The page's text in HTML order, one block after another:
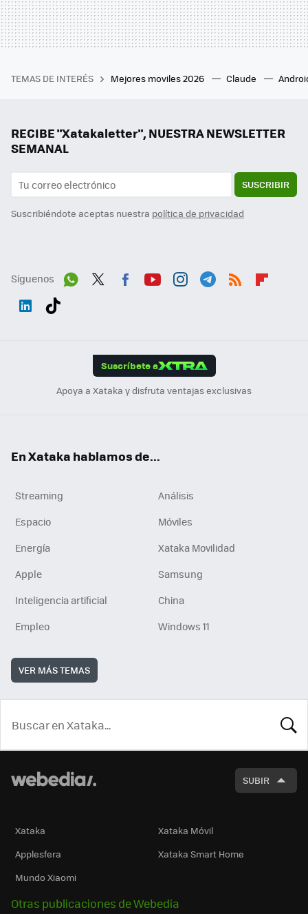
TEMAS DE INTERÉS Mejores moviles 2026 Claude
RECIBE "Xatakaletter", NUESTRA NEWSLETTER
SEMANAL
SUSCRIBIR
Suscribiéndote aceptas nuestra política de privacidad
Síguenos
Suscríbete a
Apoya a Xataka y disfruta ventajas exclusivas
En Xataka hablamos de...
Streaming
Análisis
Espacio
Móviles
Energía
Xataka Movilidad
Apple
Samsung
Inteligencia artificial
China
Empleo
Windows 11
VER MÁS TEMAS
SUBIR
Xataka
Xataka Móvil
Applesfera
Xataka Smart Home
Mundo Xiaomi
Otras publicaciones de Webedia